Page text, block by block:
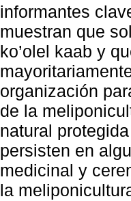
informantes
muestran que
ko’olel kaab y
organización
de la
natural
persisten en
medicinal y
la